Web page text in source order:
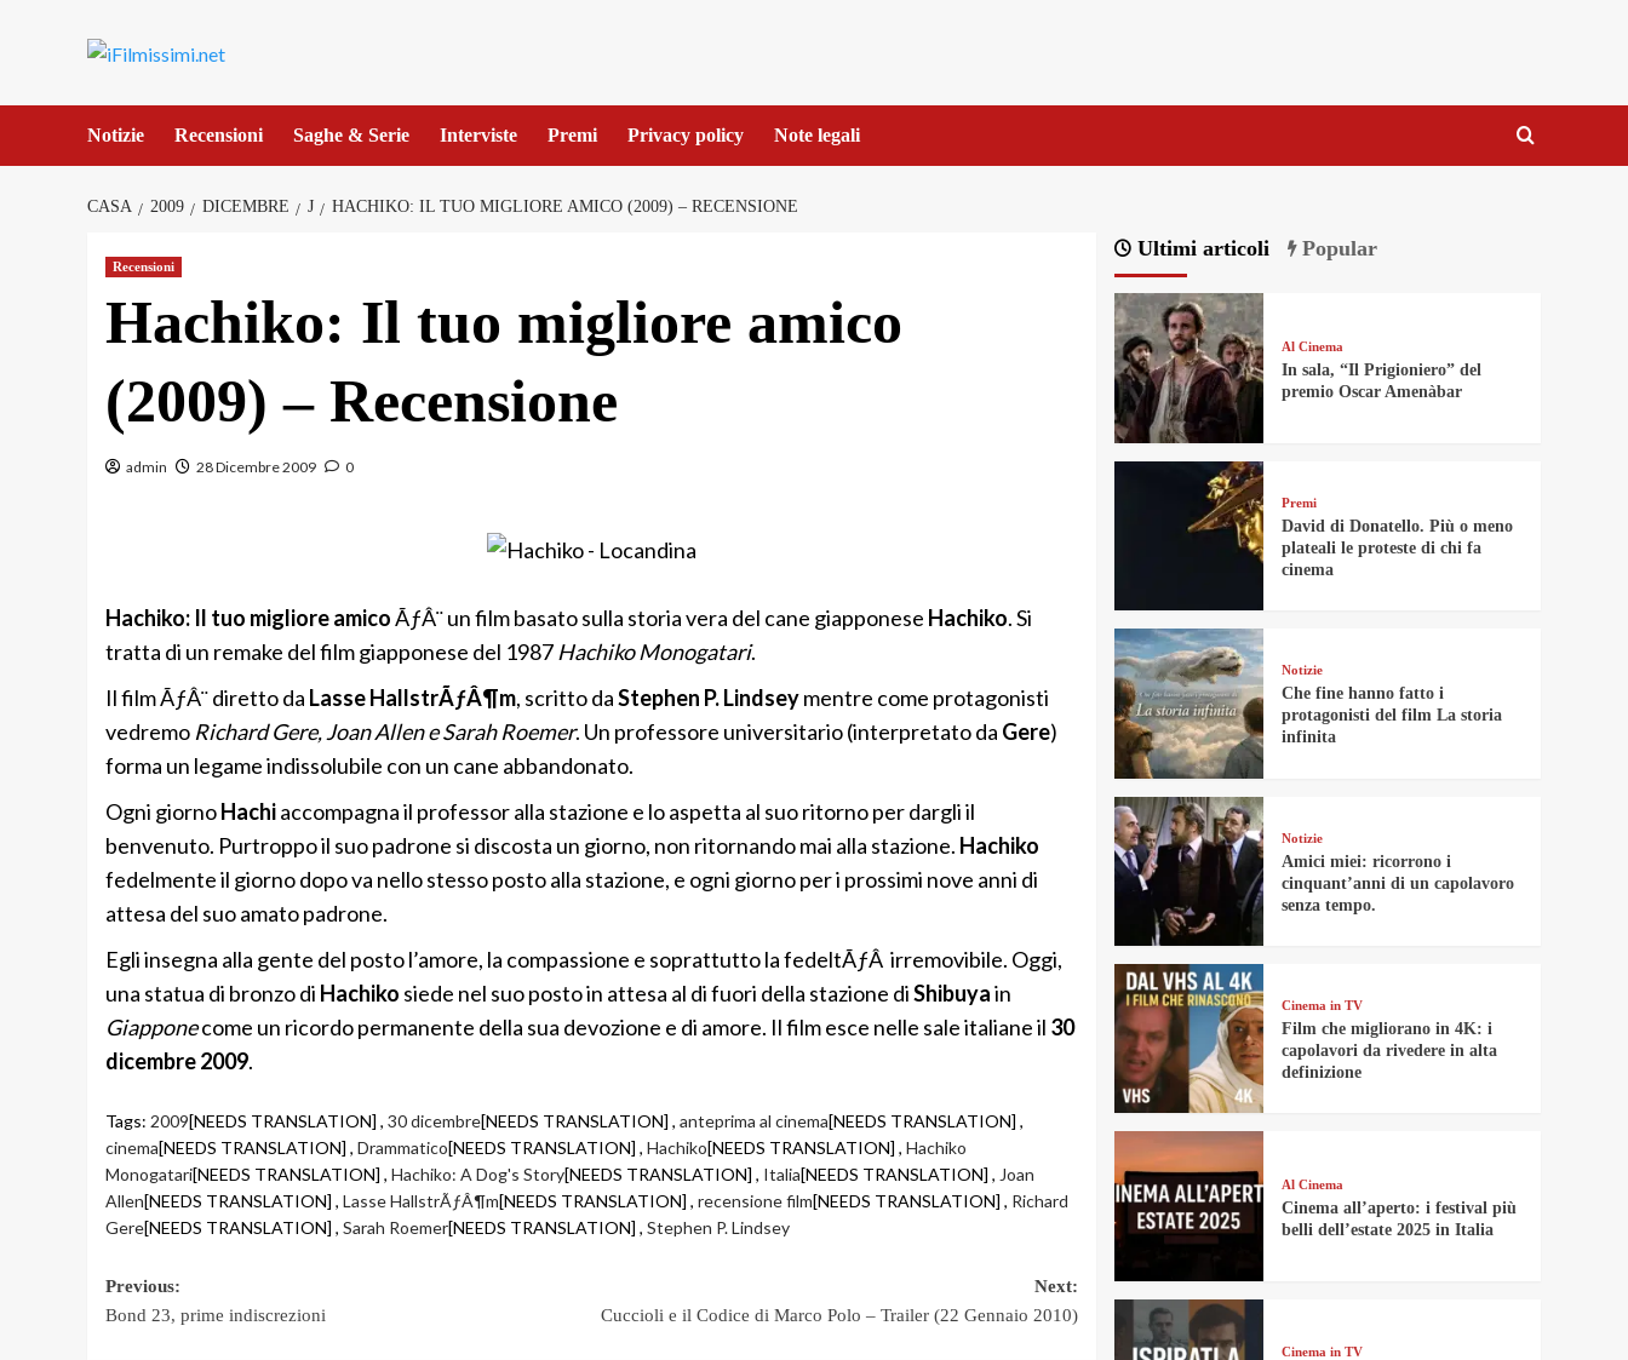
Notizie Recensioni Saghe & Serie Interviste Premi Privacy policy Note legali
CASA 2009 DICEMBRE J HACHIKO: IL TUO MIGLIORE AMICO (2009) – RECENSIONE
Recensioni
Hachiko: Il tuo migliore amico
(2009) – Recensione
admin 28 Dicembre 2009 0
Hachiko: Il tuo migliore amicoÃƒÂ¨ un film basato sulla storia vera del cane giapponese Hachiko. Si
tratta di un remake del film giapponese del 1987 Hachiko Monogatari.
Il film ÃƒÂ¨ diretto da Lasse HallstrÃƒÂ¶m, scritto daStephen P. Lindseymentre come protagonisti
vedremo Richard Gere, Joan Allen e Sarah Roemer. Un professore universitario (interpretato da Gere)
forma un legame indissolubile con un cane abbandonato.
Ogni giornoHachiaccompagna il professor alla stazione e lo aspetta al suo ritorno per dargli il
benvenuto. Purtroppo il suo padrone si discosta un giorno, non ritornando mai alla stazione. Hachiko
fedelmente il giorno dopo va nello stesso posto alla stazione, e ogni giorno per i prossimi nove anni di
attesa del suo amato padrone.
Egli insegna alla gente del posto l’amore, la compassione e soprattutto la fedeltÃƒÂ irremovibile. Oggi,
una statua di bronzo di Hachiko siede nel suo posto in attesa al di fuori della stazione diShibuyain
Giapponecome un ricordo permanente della sua devozione e di amore. Il film esce nelle sale italiane il 30
dicembre 2009.
Tags: 2009[NEEDS TRANSLATION] , 30 dicembre[NEEDS TRANSLATION] , anteprima al cinema[NEEDS TRANSLATION] ,
cinema[NEEDS TRANSLATION] , Drammatico[NEEDS TRANSLATION] , Hachiko[NEEDS TRANSLATION] , Hachiko
Monogatari[NEEDS TRANSLATION] , Hachiko: A Dog's Story[NEEDS TRANSLATION] , Italia[NEEDS TRANSLATION] , Joan
Allen[NEEDS TRANSLATION] , Lasse HallstrÃƒÂ¶m[NEEDS TRANSLATION] , recensione film[NEEDS TRANSLATION] , Richard
Gere[NEEDS TRANSLATION] , Sarah Roemer[NEEDS TRANSLATION] , Stephen P. Lindsey
Post
Previous:
Bond 23, prime indiscrezioni
Next:
Cuccioli e il Codice di Marco Polo – Trailer (22 Gennaio 2010)
Ultimi articoli Popular
Al Cinema
In sala, “Il Prigioniero” del
premio Oscar Amenàbar
Premi
David di Donatello. Più o meno
plateali le proteste di chi fa
cinema
Notizie
Che fine hanno fatto i
protagonisti del film La storia
infinita
Notizie
Amici miei: ricorrono i
cinquant’anni di un capolavoro
senza tempo.
Cinema in TV
Film che migliorano in 4K: i
capolavori da rivedere in alta
definizione
Al Cinema
Cinema all’aperto: i festival più
belli dell’estate 2025 in Italia
Cinema in TV